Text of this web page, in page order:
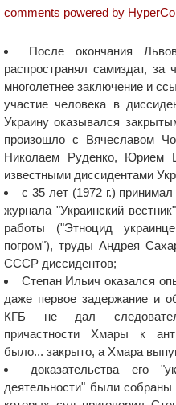
comments powered by
После окончания
распространял самиздат,
многолетнее заключение и
участие человека в
Украину оказывался
произошло с Вячеславом
Николаем Руденко, Юрием
известными диссидентами
с 35 лет (1972 г.)
журнала "Украинский
работы ("Этноцид
погром"), труды Андрея
СССР диссидентов;
Степан Ильич оказался
даже первое задержание и
КГБ не дал
причастности Хмары к
было... закрыто, а Хмара
доказательства его
деятельности" были